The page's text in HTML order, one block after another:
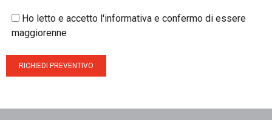
Ho letto e accetto l'informativa e confermo di essere
maggiorenne